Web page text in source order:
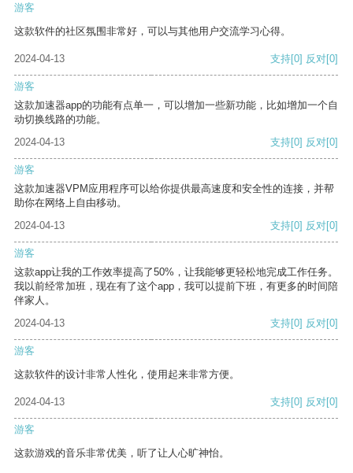
游客
这款软件的社区氛围非常好，可以与其他用户交流学习心得。
2024-04-13 支持[0] 反对[0]
游客
这款加速器app的功能有点单一，可以增加一些新功能，比如增加一个自
动切换线路的功能。
2024-04-13
支持[0] 反对[0]
游客
这款加速器VPM应用程序可以给你提供最高速度和安全性的连接，并帮
助你在网络上自由移动。
2024-04-13
支持[0] 反对[0]
游客
这款app让我的工作效率提高了50%，让我能够更轻松地完成工作任务。
我以前经常加班，现在有了这个app，我可以提前下班，有更多的时间陪
伴家人。
2024-04-13
支持[0] 反对[0]
游客
这款软件的设计非常人性化，使用起来非常方便。
2024-04-13 支持[0] 反对[0]
游客
这款游戏的音乐非常优美，听了让人心旷神怡。